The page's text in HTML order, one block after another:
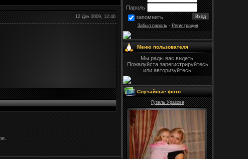
12 Дек 2009, 12:40
Пароль:
запомнить
Забыл пароль·Регистрация
Меню пользователя
Мы рады вас видеть.
Пожалуйста зарегистрируйтесь
или авторизуйтесь!
Случайные фото
Гузель Уразова